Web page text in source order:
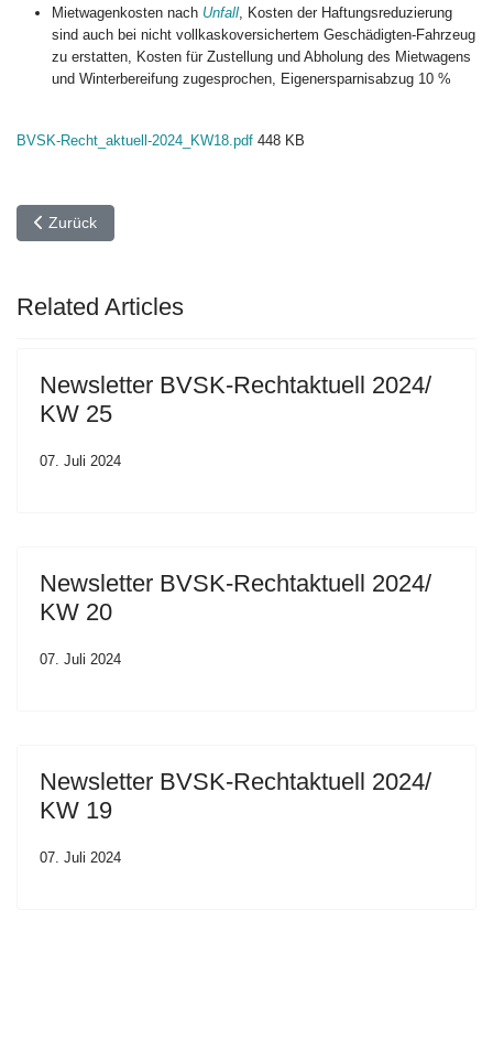
Mietwagenkosten nach Unfall, Kosten der Haftungsreduzierung
sind auch bei nicht vollkaskoversichertem Geschädigten-Fahrzeug
zu erstatten, Kosten für Zustellung und Abholung des Mietwagens
und Winterbereifung zugesprochen, Eigenersparnisabzug 10 %
BVSK-Recht_aktuell-2024_KW18.pdf 448 KB
Vorheriger Beitrag: Newsletter BVSK-Rechtaktuell 2024/ KW 19
Zurück
Related Articles
Newsletter BVSK-Rechtaktuell 2024/
KW 25
07. Juli 2024
Newsletter BVSK-Rechtaktuell 2024/
KW 20
07. Juli 2024
Newsletter BVSK-Rechtaktuell 2024/
KW 19
07. Juli 2024